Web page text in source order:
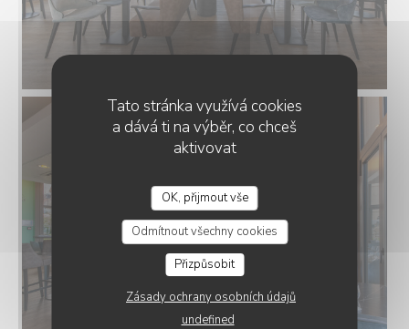
Tato stránka využívá cookies
a dává ti na výběr, co chceš
aktivovat
OK, přijmout vše
Odmítnout všechny cookies
Přizpůsobit
Zásady ochrany osobních údajů
undefined